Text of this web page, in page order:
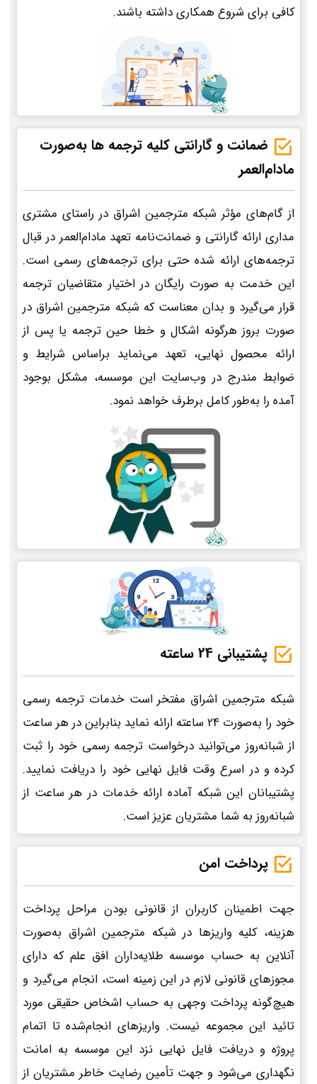
کافی برای شروع همکاری داشته باشند.
ضمانت و گارانتی کلیه ترجمه ها به‌صورت
مادام‌العمر
از گام‌های مؤثر شبکه مترجمین اشراق در راستای مشتری
مداری ارائه گارانتی و ضمانت‌نامه تعهد مادام‌العمر در قبال
ترجمه‌های ارائه شده حتی برای ترجمه‌های رسمی است.
این خدمت به صورت رایگان در اختیار متقاضیان ترجمه
قرار می‌گیرد و بدان معناست که شبکه مترجمین اشراق در
صورت بروز هرگونه اشکال و خطا حین ترجمه یا پس از
ارائه محصول نهایی، تعهد می‌نماید براساس شرایط و
ضوابط مندرج در وب‌سایت این موسسه، مشکل بوجود
آمده را به‌طور کامل برطرف خواهد نمود.
پشتیبانی 24 ساعته
شبکه مترجمین اشراق مفتخر است خدمات ترجمه رسمی
خود را به‌صورت 24 ساعته ارائه نماید بنابراین در هر ساعت
از شبانه‌روز می‌توانید درخواست ترجمه رسمی خود را ثبت
کرده و در اسرع وقت فایل نهایی خود را دریافت نمایید.
پشتیبانان این شبکه آماده ارائه خدمات در هر ساعت از
شبانه‌روز به شما مشتریان عزیز است.
پرداخت امن
جهت اطمینان کاربران از قانونی بودن مراحل پرداخت
هزینه، کلیه واریزها در شبکه مترجمین اشراق به‌صورت
آنلاین به حساب موسسه طلایه‌داران افق علم که دارای
مجوزهای قانونی لازم در این زمینه است، انجام می‌گیرد و
هیچ‌گونه پرداخت وجهی به حساب اشخاص حقیقی مورد
تائید این مجموعه نیست. واریزهای انجام‌شده تا اتمام
پروژه و دریافت فایل نهایی نزد این موسسه به امانت
نگهداری می‌شود و جهت تأمین رضایت خاطر مشتریان از